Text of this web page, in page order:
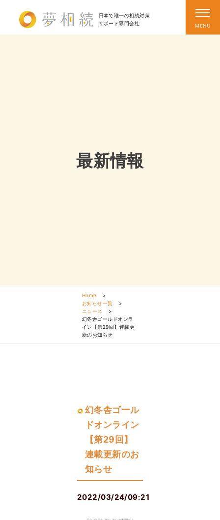
日本で唯一の相続対策
サポート専門会社
最新情報
Home
>
お知らせ一覧
>
ニュース
>
幻冬舎ゴールドオンラ
イン【第29回】連載更
新のお知らせ
幻冬舎ゴール
ドオンライン
【第29回】
連載更新のお
知らせ
2022/03/24/09:21